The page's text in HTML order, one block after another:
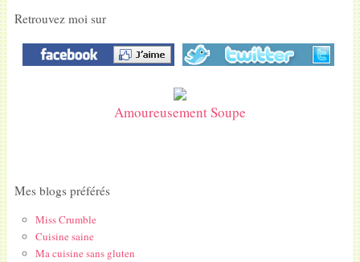
Retrouvez moi sur
Amoureusement Soupe
Mes blogs préférés
Miss Crumble
Cuisine saine
Ma cuisine sans gluten